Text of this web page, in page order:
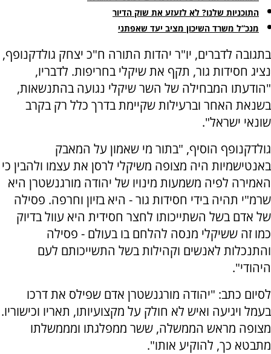
התוכניות שלנו? לא לזעזע את שוק הדיור
מנכ”ל משרד השיכון מציב יעד שאפתני
בתגובה לדברים, יו"ר יהדות התורה ח"כ יצחק גולדקנופף,
נציג חסידות גור, תקף את שיקלי בחריפות. לדבריו,
"הודעתו המבחילה של השר שיקלי נגועה בהתנשאות,
בשנאת האחר וברעילות שקיימת בדרך כלל רק בקרב
שונאי ישראל".
גולדקנופף הוסיף, "בתור מי שאמון על המאבק
באנטישמיות היה מצופה משיקלי לרסן את עצמו ולהבין כי
האמירה לפיה משמעות מינויו של יהודה מורגנשטרן היא
שרמ"י תהיה בידי חסידות גור - היא בזיון וחרפה. פסילה
של אדם בשל השתייכותו לחצר חסידית היא עוול בדיוק
כמו זה ששיקלי מנסה להלחם בו בעולם - פסילה
והתנכלות לאנשים וקהילות בשל התשייכותם לעם
היהודי".
לסיום כתב: "יהודה מורגנשטרן אדם שפילס את דרכו
בעמל ויגיעה ואיש לא חולק על מקצועיותו, תאריו וכישוריו.
מצופה מראש הממשלה, ששר ממפלגתו ומממשלתו
מתבטא כך, להוקיע אותו".